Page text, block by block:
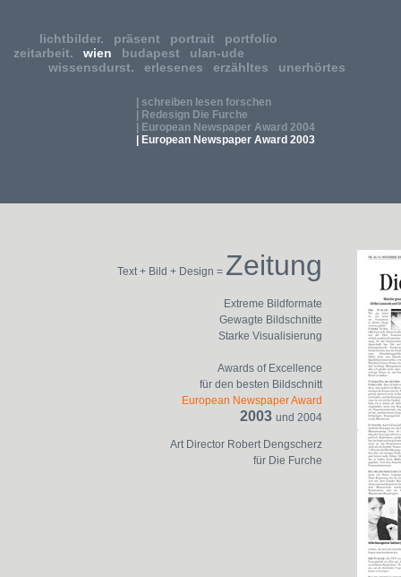
Text + Bild + Design = Zeitung
Extreme Bildformate
Gewagte Bildschnitte
Starke Visualisierung
Awards of Excellence
für den besten Bildschnitt
European Newspaper Award
2003 und 2004
Art Director Robert Dengscherz
für Die Furche
lichtbilder. präsent portrait
portfolio
zeitarbeit.
wien budapest
ulan-ude
wissensdurst.
erlesenes erzähltes unerhörtes
| schreiben lesen forschen
| Redesign Die Furche
| European Newspaper Award 2004
| European Newspaper Award 2003